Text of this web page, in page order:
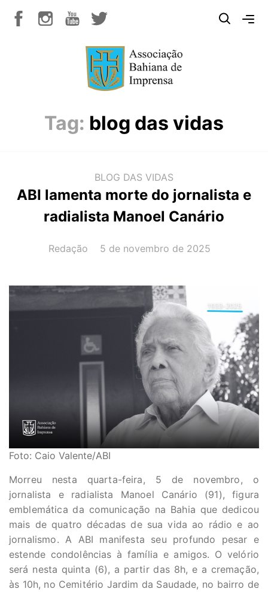
Tag: blog das vidas
BLOG DAS VIDAS
ABI lamenta morte do jornalista e
radialista Manoel Canário
AUTOR(A):
Redação DATA:
5 de novembro de 2025
Foto: Caio Valente/ABI
Morreu nesta quarta-feira, 5 de novembro, o
jornalista e radialista Manoel Canário (91), figura
emblemática da comunicação na Bahia que dedicou
mais de quatro décadas de sua vida ao rádio e ao
jornalismo. A ABI manifesta seu profundo pesar e
estende condolências à família e amigos. O velório
será nesta quinta (6), a partir das 8h, e a cremação,
às 10h, no Cemitério Jardim da Saudade, no bairro de